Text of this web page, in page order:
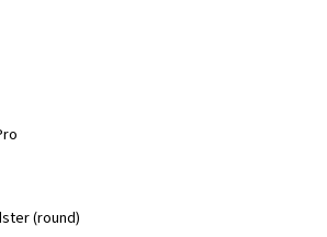
(round)